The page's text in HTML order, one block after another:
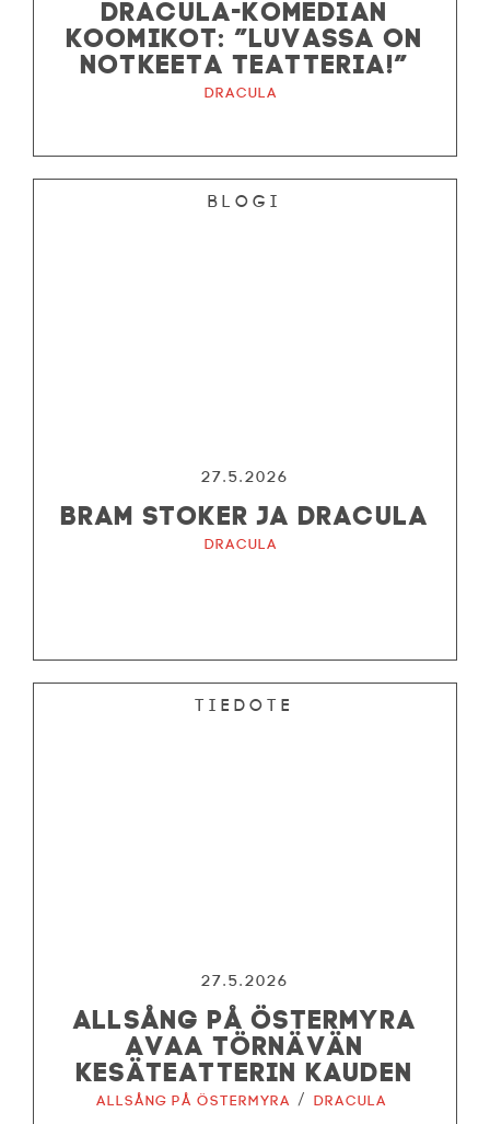
DRACULA-KOMEDIAN
KOOMIKOT: ”LUVASSA ON
NOTKEETA TEATTERIA!”
Dracula
Blogi
27.5.2026
BRAM STOKER JA DRACULA
Dracula
Tiedote
27.5.2026
ALLSÅNG PÅ ÖSTERMYRA
AVAA TÖRNÄVÄN
KESÄTEATTERIN KAUDEN
Allsång på Östermyra / Dracula